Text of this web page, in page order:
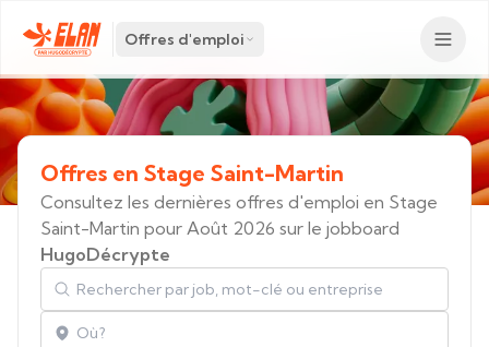
Offres d'emploi
Offres en Stage Saint-Martin
Consultez les dernières offres d'emploi en Stage
Saint-Martin pour Août 2026 sur le jobboard
HugoDécrypte
Rechercher par job, mot-clé ou entreprise
Localisation